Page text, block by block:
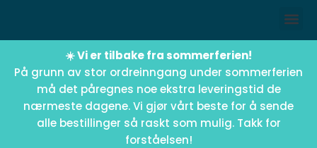
☀️ Vi er tilbake fra sommerferien!
På grunn av stor ordreinngang under sommerferien
må det påregnes noe ekstra leveringstid de
nærmeste dagene. Vi gjør vårt beste for å sende
alle bestillinger så raskt som mulig. Takk for
forståelsen!